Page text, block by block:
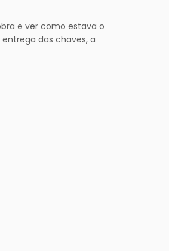
e ver como estava o
das chaves, a